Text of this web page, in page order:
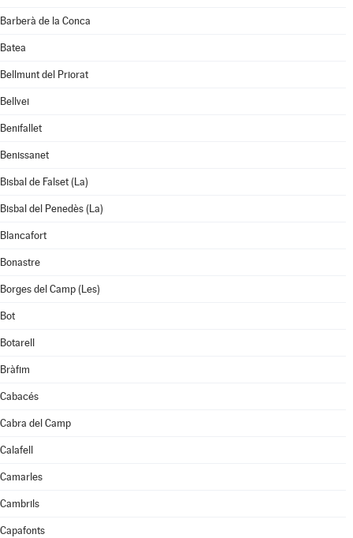
Barberà de la Conca
Batea
Bellmunt del Priorat
Bellvei
Benifallet
Benissanet
Bisbal de Falset (La)
Bisbal del Penedès (La)
Blancafort
Bonastre
Borges del Camp (Les)
Bot
Botarell
Bràfim
Cabacés
Cabra del Camp
Calafell
Camarles
Cambrils
Capafonts